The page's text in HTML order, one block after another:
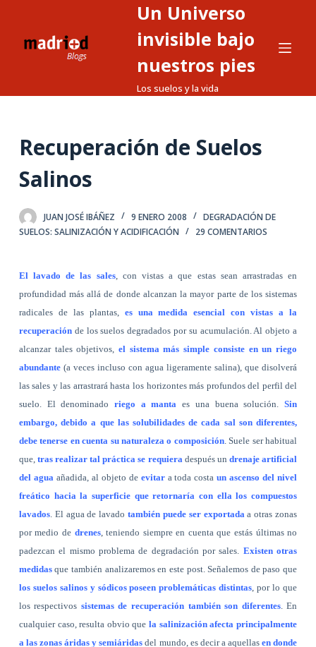
o
e
d
o
Un Universo
invisible bajo
nuestros pies
Los suelos y la vida
Recuperación de Suelos
Salinos
JUAN JOSÉ IBÁÑEZ 9 ENERO 2008
DEGRADACIÓN DE
SUELOS: SALINIZACIÓN Y ACIDIFICACIÓN
29 COMENTARIOS
El lavado de las sales, con vistas a que estas sean arrastradas en
profundidad más allá de donde alcanzan la mayor parte de los sistemas
radicales de las plantas, es una medida esencial con vistas a la
recuperaciónde los suelos degradados por su acumulación. Al objeto a
alcanzar tales objetivos,el sistema más simple consiste en un riego
abundante(a veces incluso con agua ligeramente salina), que disolverá
las sales y las arrastrará hasta los horizontes más profundos del perfil del
suelo. El denominadoriego a manta es una buena solución.Sin
embargo, debido a que las solubilidades de cada sal son diferentes,
debe tenerse en cuenta su naturaleza o composición. Suele ser habitual
que, tras realizar tal práctica se requiera después un drenaje artificial
del agua añadida, al objeto de evitar a toda costaun ascenso del nivel
freático hacia la superficie que retornaría con ella los compuestos
lavados. El agua de lavadotambién puede ser exportada a otras zonas
por medio de drenes, teniendo siempre en cuenta que estás últimasno
padezcan el mismo problema de degradación por sales. Existen otras
medidasque también analizaremos en este post. Señalemos de paso que
los suelos salinos y sódicos poseen problemáticas distintas , por lo que
los respectivos sistemas de recuperación también son diferentes. En
cualquier caso, resulta obvio quela salinización afecta principalmente
a las zonas áridas y semiáridasdel mundo, es decir a aquellasen donde